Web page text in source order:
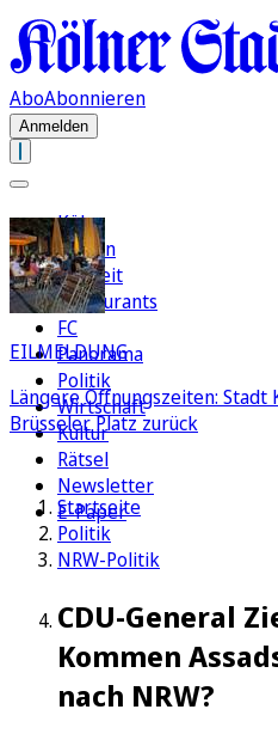
AboAbonnieren
Anmelden
Köln
Region
Freizeit
Restaurants
FC
Panorama
Politik
Wirtschaft
Kultur
Rätsel
Newsletter
E-Paper
EILMELDUNG
Längere Öffnungszeiten:
Brüsseler Platz zurück
Startseite
Politik
NRW-Politik
CDU-General
Kommen
nach NRW?